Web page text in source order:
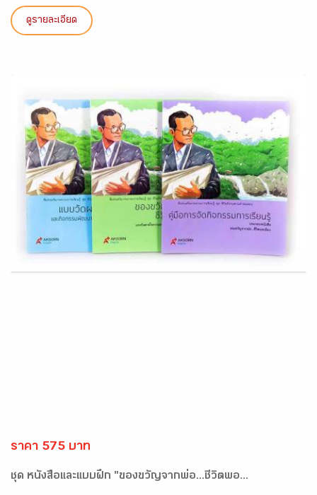
ดูรายละเอียด
ราคา 575 บาท
ชุด หนังสือและแบบฝึก "ของขวัญจากพ่อ...ชีวิตพอ...